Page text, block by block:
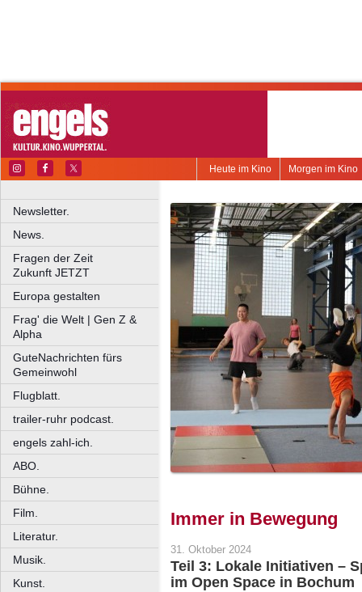
Morgen im Kino
Heute im Kino
Newsletter.
News.
Fragen der Zeit
Zukunft JETZT
Europa gestalten
Frag' die Welt | Gen Z &
Alpha
GuteNachrichten fürs
Gemeinwohl
Flugblatt.
trailer-ruhr podcast.
engels zahl-ich.
ABO.
Bühne.
Film.
Literatur.
Musik.
Kunst.
Immer in Bewegung
31. Oktober 2024
Teil 3: Lokale Initiativen –
im Open Space in Bochum